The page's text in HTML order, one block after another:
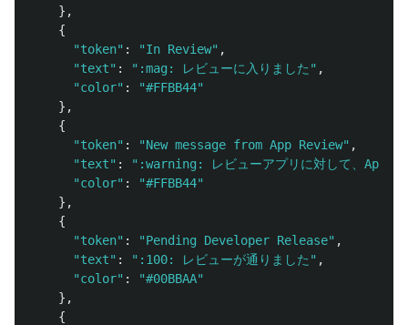
},
{
"token" : "In Review" ,
"text" : " :mag: レビューに入りました " ,
"color" : "#FFBB44"
},
{
"token" : "New message from App Review" ,
"text" : " :warning: レビューアプリに対して、Apple
"color" : "#FFBB44"
},
{
"token" : "Pending Developer Release" ,
"text" : " :100: レビューが通りました " ,
"color" : "#00BBAA"
},
{